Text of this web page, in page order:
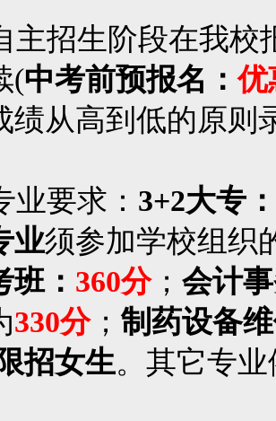
招生阶段在我校
(中考前预报名：优
绩从高到低的原则
要求： 3+2大专：
业须参加学校组织
班： 360分； 会计
330分； 制药设备
招女生。其它专